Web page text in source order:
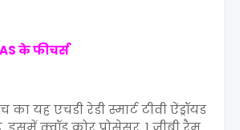
के फीचर्स
का यह एचडी रेडी स्मार्ट टीवी ऐंड्रॉयड